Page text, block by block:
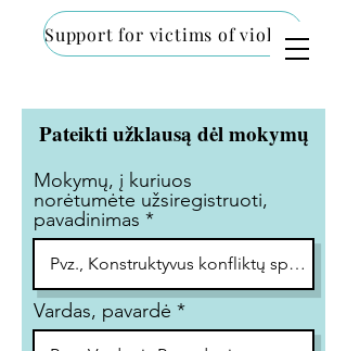
Support for victims of violence
Pateikti užklausą dėl mokymų
Mokymų, į kuriuos
norėtumėte užsiregistruoti,
pavadinimas
Vardas, pavardė